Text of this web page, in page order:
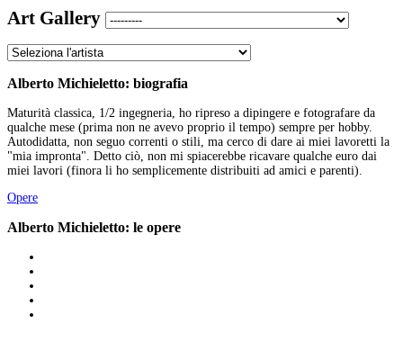
Art Gallery
Alberto Michieletto: biografia
Maturità classica, 1/2 ingegneria, ho ripreso a dipingere e fotografare da
qualche mese (prima non ne avevo proprio il tempo) sempre per hobby.
Autodidatta, non seguo correnti o stili, ma cerco di dare ai miei lavoretti la
"mia impronta". Detto ciò, non mi spiacerebbe ricavare qualche euro dai
miei lavori (finora li ho semplicemente distribuiti ad amici e parenti).
Opere
Alberto Michieletto: le opere